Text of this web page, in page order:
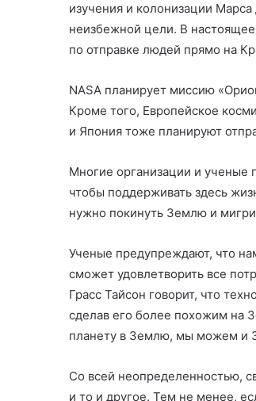
изучения и колонизации
неизбежной цели. В
по отправке людей прямо на
NASA планирует миссию
Кроме того, Европейское
и Япония тоже планируют
Многие организации и
чтобы поддерживать здесь
нужно покинуть Землю и
Ученые предупреждают, что
сможет удовлетворить все
Грасс Тайсон говорит, что
сделав его более похожим на
планету в Землю, мы можем и
Со всей неопределенностью,
и то и другое. Тем не менее,